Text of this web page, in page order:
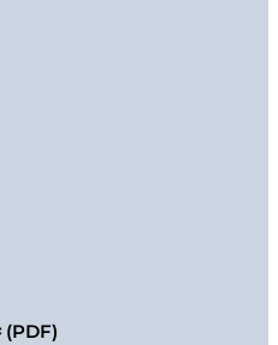
APPRÉHENDER ALLAH ﷻ (PDF)